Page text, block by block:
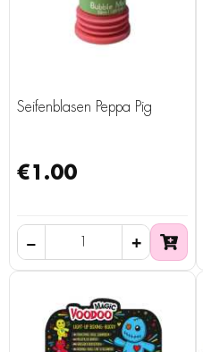
Seifenblasen Peppa Pig
€1.00